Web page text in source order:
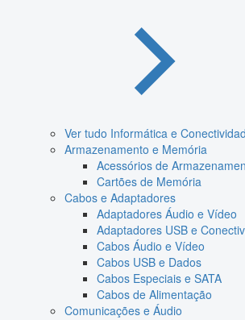
Ver tudo Informática e
Armazenamento e Memória
Acessórios de
Cartões de Memória
Cabos e Adaptadores
Adaptadores Áudio e Vídeo
Adaptadores USB e
Cabos Áudio e Vídeo
Cabos USB e Dados
Cabos Especiais e SATA
Cabos de Alimentação
Comunicações e Áudio